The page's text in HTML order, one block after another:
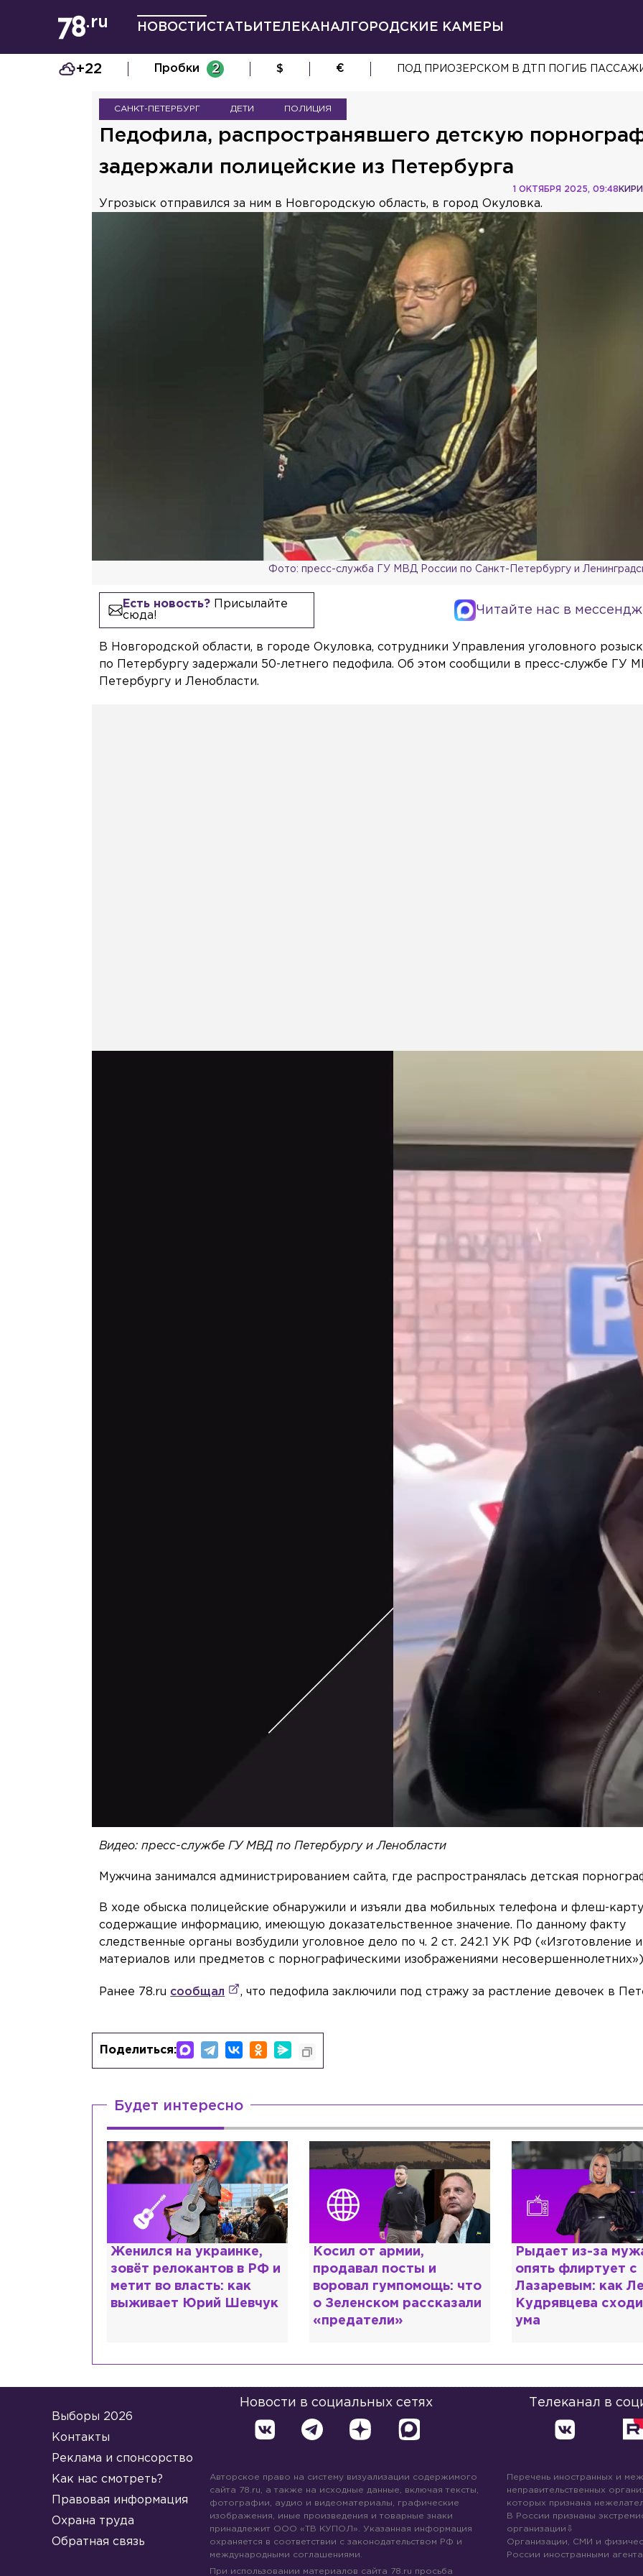
НОВОСТИ СТАТЬИ ТЕЛЕКАНАЛ ГОРОДСКИЕ КАМЕРЫ
+22 Пробки 2 $ € ПОД ПРИОЗЕРСКОМ В ДТП ПОГИБ
САНКТ-ПЕТЕРБУРГ ДЕТИ ПОЛИЦИЯ
Педофила, распространявшего детскую
задержали полицейские из Петербурга
1 ОКТЯБРЯ 2025, 09:48
Угрозыск отправился за ним в Новгородскую область, в город Окуловка.
Фото: пресс-служба ГУ МВД России по Санкт-Петербургу и
Есть новость?Присылайте
сюда!
Читайте нас в
В Новгородской области, в городе Окуловка, сотрудники Управления уголовного
по Петербургу задержали 50-летнего педофила. Об этом сообщили в пресс-службе ГУ
Петербургу и Ленобласти.
Видео: пресс-службе ГУ МВД по Петербургу и Ленобласти
Мужчина занимался администрированием сайта, где распространялась детская
В ходе обыска полицейские обнаружили и изъяли два мобильных телефона и флеш-
содержащие информацию, имеющую доказательственное значение. По данному факту
следственные органы возбудили уголовное дело по ч. 2 ст. 242.1 УК РФ («Изготовление
материалов или предметов с порнографическими изображениями
Ранее 78.ru сообщал , что педофила заключили под стражу за растление девочек в
Поделиться:
Будет интересно
Косил от армии,
продавал посты и
воровал гумпомощь: что
о Зеленском рассказали
Рыдает из-за мужа, но
опять флиртует с
Лазаревым: как Лера
Кудрявцева сходит с
ума
Комиссар
любовь к русской
шокирующая
Микеле Плачидо
Выборы 2026
Контакты
Реклама и спонсорство
Как нас смотреть?
Правовая информация
Охрана труда
Обратная связь
Новости в социальных сетях Телеканал в
Авторское право на систему визуализации содержимого
сайта 78.ru, а также на исходные данные, включая тексты,
фотографии, аудио и видеоматериалы, графические
изображения, иные произведения и товарные знаки
принадлежит ООО «ТВ КУПОЛ». Указанная информация
охраняется в соответствии с законодательством РФ и
международными соглашениями.
При использовании материалов сайта 78.ru просьба
Перечень иностранных и
неправительственных
которых признана
В России признаны
организации
Организации, СМИ и
России иностранными